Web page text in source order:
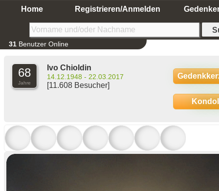
Home Registrieren/Anmelden
31 Benutzer Online
68
Jahre
Ivo Chioldin
14.12.1948 - 22.03.2017
[11.608 Besucher]